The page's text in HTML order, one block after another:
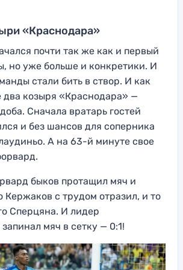
«Краснодара»
почти так же как и первый
но уже больше и конкретики. И
стали бить в створ. И как
два козыря «Краснодара» —
Сначала вратарь гостей
и без шансов для соперника
А на 63-й минуте свое
быков протащил мяч и
Кержаков с трудом отразил, и то
Сперцяна. И лидер
мяч в сетку — 0:1!